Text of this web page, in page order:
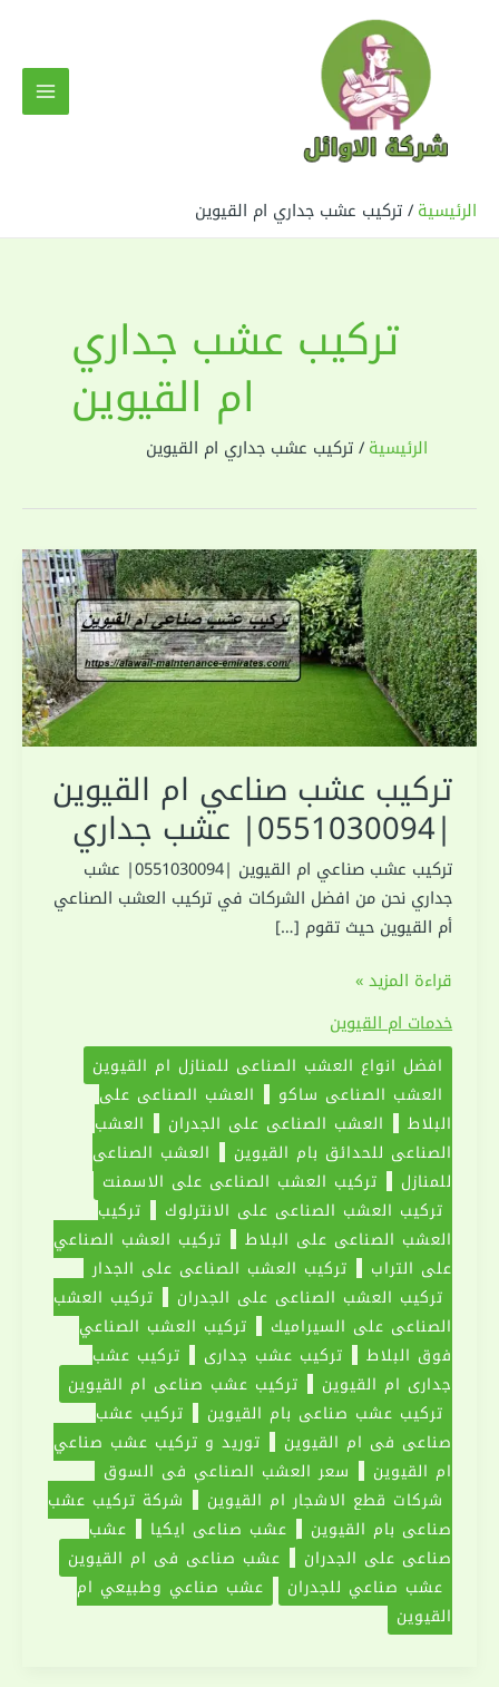
الرئيسية تركيب عشب جداري ام القيوين
تركيب عشب جداري
ام القيوين
الرئيسية تركيب عشب جداري ام القيوين
تركيب عشب صناعي ام القيوين
|0551030094| عشب جداري
تركيب عشب صناعي ام القيوين |0551030094| عشب
جداري نحن من افضل الشركات في تركيب العشب الصناعي
أم القيوين حيث تقوم […]
تركيب
عشب
صناعي
ام
القيوين
|0551030094|
عشب
جداري
قراءة المزيد »
خدمات ام القيوين
افضل انواع العشب الصناعي للمنازل ام القيوين
العشب الصناعي ساكو
العشب الصناعي على
البلاط
العشب الصناعي على الجدران
العشب
الصناعي للحدائق بام القيوين
العشب الصناعي
للمنازل
تركيب العشب الصناعي على الاسمنت
تركيب العشب الصناعي على الانترلوك
تركيب
العشب الصناعي على البلاط
تركيب العشب الصناعي
على التراب
تركيب العشب الصناعي على الجدار
تركيب العشب الصناعي على الجدران
تركيب العشب
الصناعي على السيراميك
تركيب العشب الصناعي
فوق البلاط
تركيب عشب جداري
تركيب عشب
جداري ام القيوين
تركيب عشب صناعي ام القيوين
تركيب عشب صناعي بام القيوين
تركيب عشب
صناعي في ام القيوين
توريد و تركيب عشب صناعي
ام القيوين
سعر العشب الصناعي في السوق
شركات قطع الاشجار ام القيوين
شركة تركيب عشب
صناعي بام القيوين
عشب صناعي ايكيا
عشب
صناعي على الجدران
عشب صناعي في ام القيوين
عشب صناعي للجدران
عشب صناعي وطبيعي ام
القيوين